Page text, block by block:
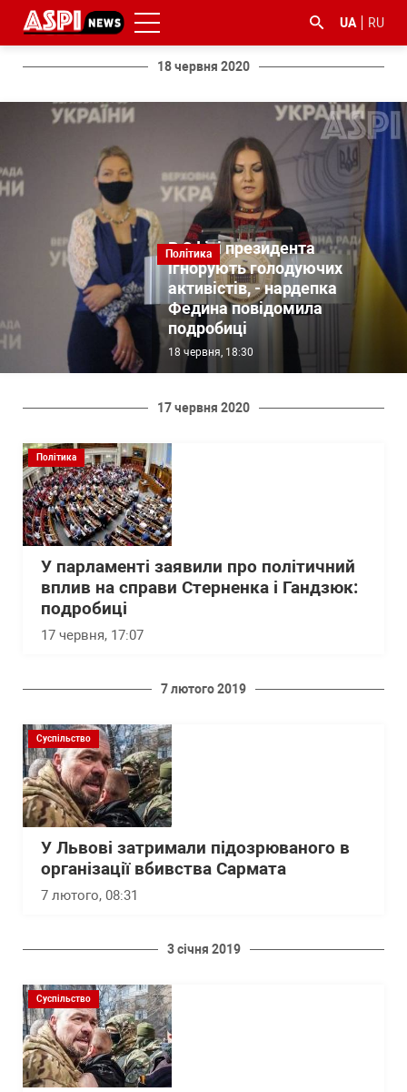
UA RU
18 червня 2020
Політика
В Офісі президента
ігнорують голодуючих
активістів, - нардепка
Федина повідомила
подробиці
18 червня, 18:30
17 червня 2020
Політика
У парламенті заявили про політичний
вплив на справи Стерненка і Гандзюк:
подробиці
17 червня, 17:07
7 лютого 2019
Суспільство
У Львові затримали підозрюваного в
організації вбивства Сармата
7 лютого, 08:31
3 січня 2019
Суспільство
#боротьба
корупцією
#ДФС #Київ #коронавірус